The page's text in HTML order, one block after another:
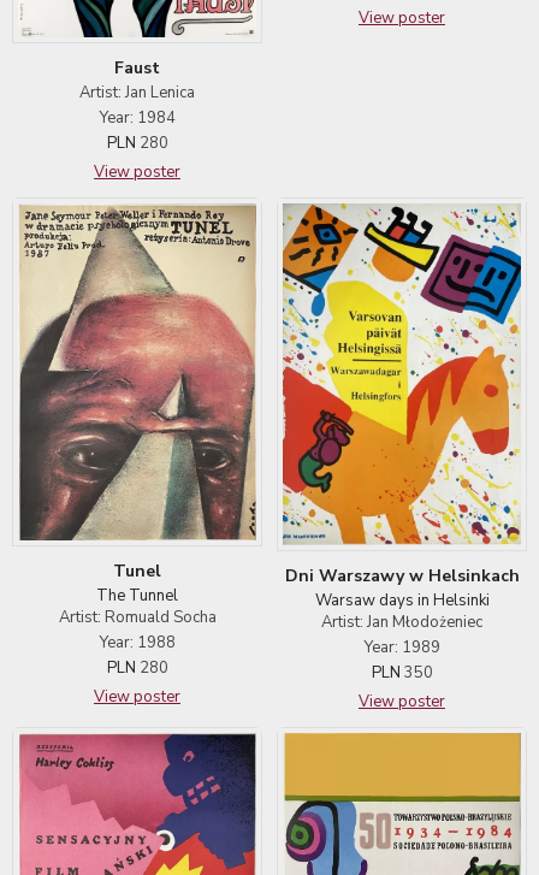
Faust
Artist: Jan Lenica
Year: 1984
PLN 280
View poster
View poster
Tunel
The Tunnel
Artist: Romuald Socha
Year: 1988
PLN 280
View poster
Dni Warszawy w Helsinkach
Warsaw days in Helsinki
Artist: Jan Młodożeniec
Year: 1989
PLN 350
View poster